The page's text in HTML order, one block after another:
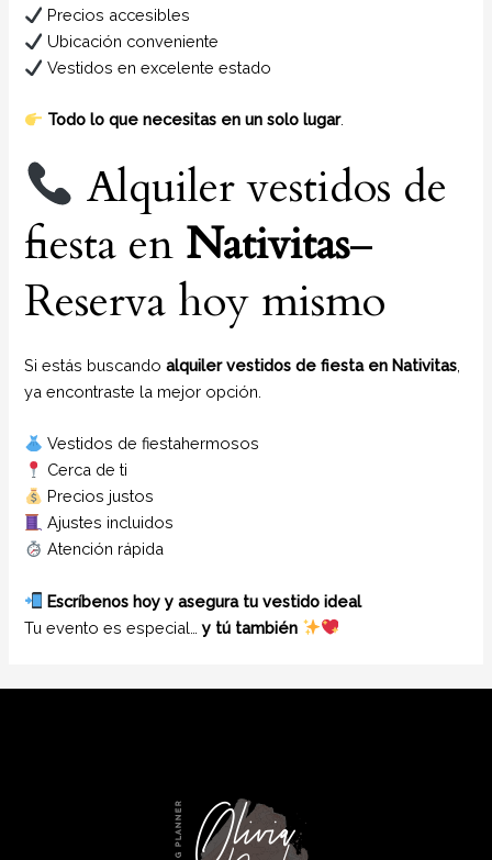
Precios accesibles
Ubicación conveniente
Vestidos en excelente estado
Todo lo que necesitas en un solo lugar.
Alquiler vestidos de
fiesta en Nativitas–
Reserva hoy mismo
Si estás buscandoalquiler vestidos de fiesta en Nativitas
ya encontraste la mejor opción.
Vestidos de fiestahermosos
Cerca de ti
Precios justos
Ajustes incluidos
Atención rápida
Escríbenos hoy y asegura tu vestido ideal
Tu evento es especial…y tú también